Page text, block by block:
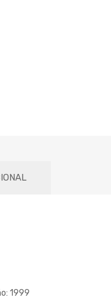
1999